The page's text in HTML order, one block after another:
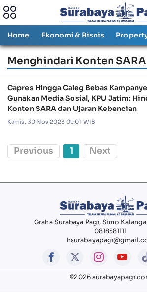
Home Ekonomi & Bisnis
Menghindari Konten SARA
Capres Hingga Caleg Bebas Kampanye
Gunakan Media Sosial, KPU Jatim:
Konten SARA dan Ujaran Kebencian
Kamis, 30 Nov 2023 09:01 WIB
Previous 1 Next
Graha Surabaya Pagi, Simo
0818581111
©2026